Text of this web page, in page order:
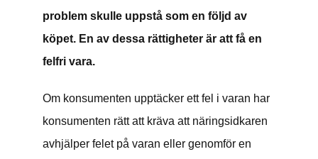
problem skulle uppstå som en följd av
köpet. En av dessa rättigheter är att få en
felfri vara.
Om konsumenten upptäcker ett fel i varan har
konsumenten rätt att kräva att näringsidkaren
avhjälper felet på varan eller genomför en